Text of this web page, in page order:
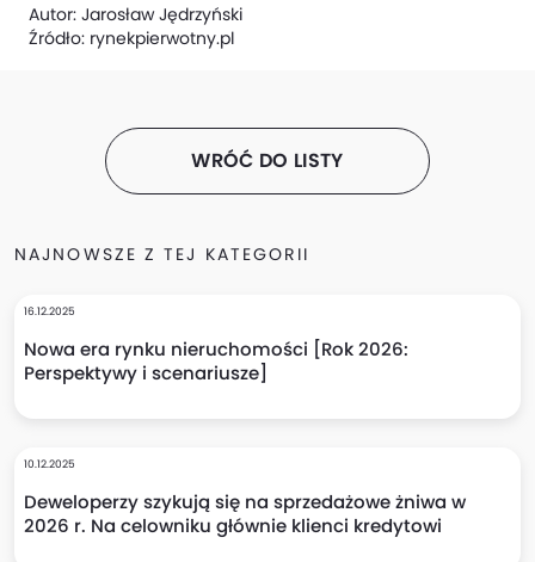
Autor: Jarosław Jędrzyński
Źródło: rynekpierwotny.pl
WRÓĆ DO LISTY
NAJNOWSZE Z TEJ KATEGORII
16.12.2025
Nowa era rynku nieruchomości [Rok 2026:
Perspektywy i scenariusze]
10.12.2025
Deweloperzy szykują się na sprzedażowe żniwa w
2026 r. Na celowniku głównie klienci kredytowi